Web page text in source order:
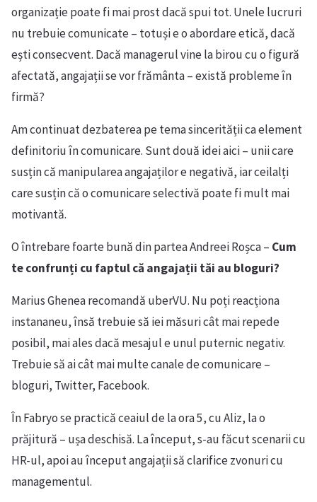
organizație poate fi mai prost dacă spui tot. Unele lucruri
nu trebuie comunicate – totuși e o abordare etică, dacă
ești consecvent. Dacă managerul vine la birou cu o figură
afectată, angajații se vor frământa – există probleme în
firmă?
Am continuat dezbaterea pe tema sincerității ca element
definitoriu în comunicare. Sunt două idei aici – unii care
susțin că manipularea angajaților e negativă, iar ceilalți
care susțin că o comunicare selectivă poate fi mult mai
motivantă.
O întrebare foarte bună din partea Andreei Roșca – Cum
te confrunți cu faptul că angajații tăi au bloguri?
Marius Ghenea recomandă uberVU. Nu poți reacționa
instananeu, însă trebuie să iei măsuri cât mai repede
posibil, mai ales dacă mesajul e unul puternic negativ.
Trebuie să ai cât mai multe canale de comunicare –
bloguri, Twitter, Facebook.
În Fabryo se practică ceaiul de la ora 5, cu Aliz, la o
prăjitură – ușa deschisă. La început, s-au făcut scenarii cu
HR-ul, apoi au început angajații să clarifice zvonuri cu
managementul.